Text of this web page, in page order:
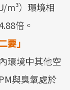
m³）環境相
倍。
」
環境中其他空
與臭氧處於